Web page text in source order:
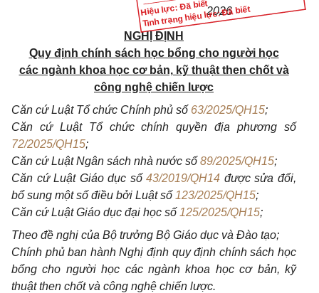
Hiệu lực: Đã biết
Tình trạng hiệu lực: Đã biết
2026
NGHỊ ĐỊNH
Quy định chính sách học bổng cho người học
các ngành khoa học cơ bản, kỹ thuật then chốt và
công nghệ chiến lược
Căn cứ Luật Tổ chức Chính phủ số 63/2025/QH15;
Căn cứ Luật Tổ chức chính quyền địa phương số
72/2025/QH15;
Căn cứ Luật Ngân sách nhà nước số 89/2025/QH15;
Căn cứ Luật Giáo dục số43/2019/QH14 được sửa đổi,
bổ sung một số điều bởi Luật số 123/2025/QH15;
Căn cứ Luật Giáo dục đại học số 125/2025/QH15;
Theo đề nghị của Bộ trưởng Bộ Giáo dục và Đào tạo;
Chính phủ ban hành Nghị định quy định chính sách học
bổng cho người học các ngành khoa học cơ bản, kỹ
thuật then chốt và công nghệ chiến lược.